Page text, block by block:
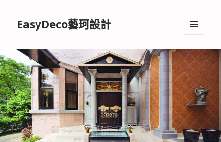
EasyDeco藝珂設計
小工具